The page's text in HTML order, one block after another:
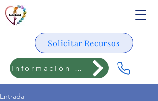
Solicitar Recursos
Información para adolescentes
Entrada